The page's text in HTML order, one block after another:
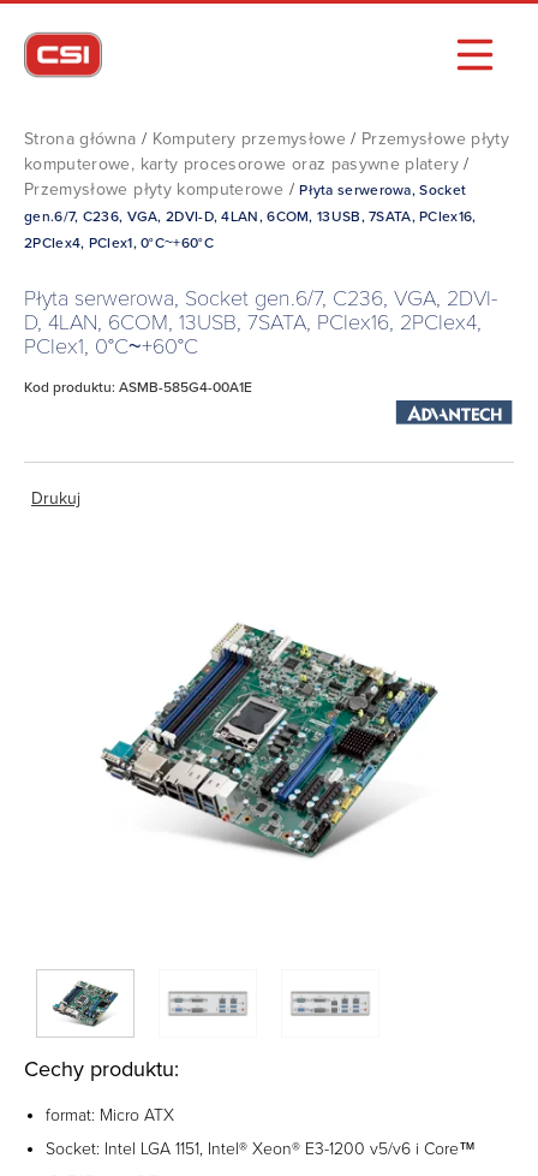
Strona główna / Komputery przemysłowe / Przemysłowe płyty
komputerowe, karty procesorowe oraz pasywne platery/
Przemysłowe płyty komputerowe /Płyta serwerowa, Socket
gen.6/7, C236, VGA, 2DVI-D, 4LAN, 6COM, 13USB, 7SATA, PCIex16,
2PCIex4, PCIex1, 0°C~+60°C
Płyta serwerowa, Socket gen.6/7, C236, VGA, 2DVI-
D, 4LAN, 6COM, 13USB, 7SATA, PCIex16, 2PCIex4,
PCIex1, 0°C~+60°C
Kod produktu: ASMB-585G4-00A1E
Drukuj
Cechy produktu:
format: Micro ATX
Socket: Intel LGA 1151, Intel® Xeon® E3-1200 v5/v6 i Core™